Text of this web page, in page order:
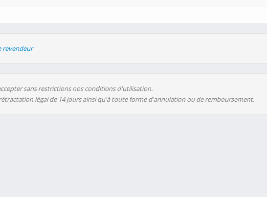
revendeur
sans restrictions nos conditions d'utilisation.
légal de 14 jours ainsi qu'à toute forme d'annulation ou de remboursement.